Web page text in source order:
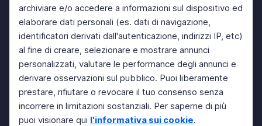
archiviare e/o accedere a informazioni sul dispositivo ed
elaborare dati personali (es. dati di navigazione,
identificatori derivati dall'autenticazione, indirizzi IP, etc)
al fine di creare, selezionare e mostrare annunci
personalizzati, valutare le performance degli annunci e
derivare osservazioni sul pubblico. Puoi liberamente
prestare, rifiutare o revocare il tuo consenso senza
incorrere in limitazioni sostanziali. Per saperne di più
puoi visionare qui l'informativa sui cookie.